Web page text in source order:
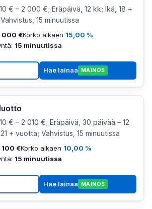
€ – 2 000 €; Eräpäivä, 12 kk; Ikä, 18 +
15 minuutissa
000 €Korko alkaen 15,00 %
15 minuutissa
Hae lainaa MAINOS
€ – 2 010 €; Eräpäivä, 30 päivää – 12
+ vuotta; Vahvistus, 15 minuutissa
100 €Korko alkaen 10,00 %
15 minuutissa
Hae lainaa MAINOS